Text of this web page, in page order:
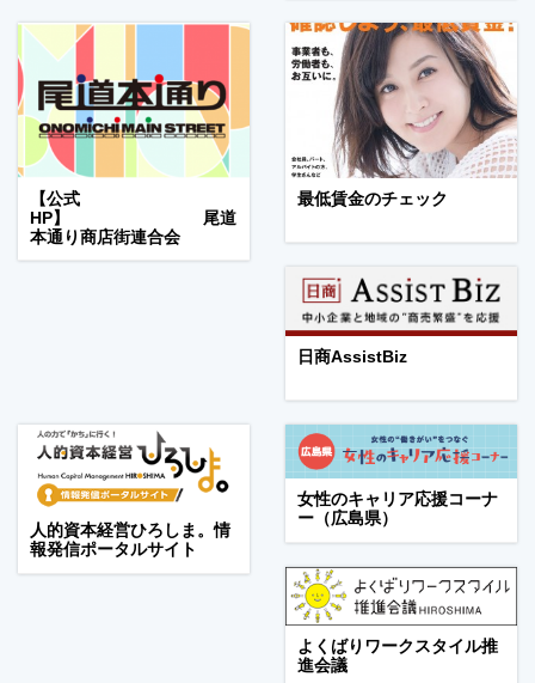
【公式
HP】 尾道
本通り商店街連合会
最低賃金のチェック
日商AssistBiz
人的資本経営ひろしま。情
報発信ポータルサイト
女性のキャリア応援コーナ
ー（広島県）
よくばりワークスタイル推
進会議